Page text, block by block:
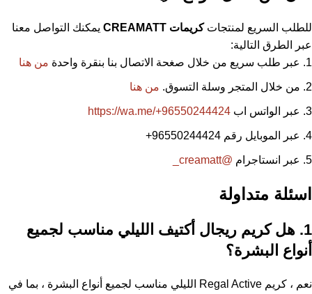
للطلب السريع لمنتجاتكريمات CREAMATT يمكنك التواصل معنا
عبر الطرق التالية:
عبر طلب سريع من خلال صغحة الاتصال بنا بنقرة واحدة من هنا
من خلال المتجر وسلة التسوق. من هنا
عبر الواتس اب https://wa.me/+96550244424
عبر الموبايل رقم 96550244424 +
عبر انستاجرام @creamatt_
اسئلة متداولة
1. هل كريم ريجال أكتيف الليلي مناسب لجميع
أنواع البشرة؟
نعم ، كريم Regal Active الليلي مناسب لجميع أنواع البشرة ، بما في